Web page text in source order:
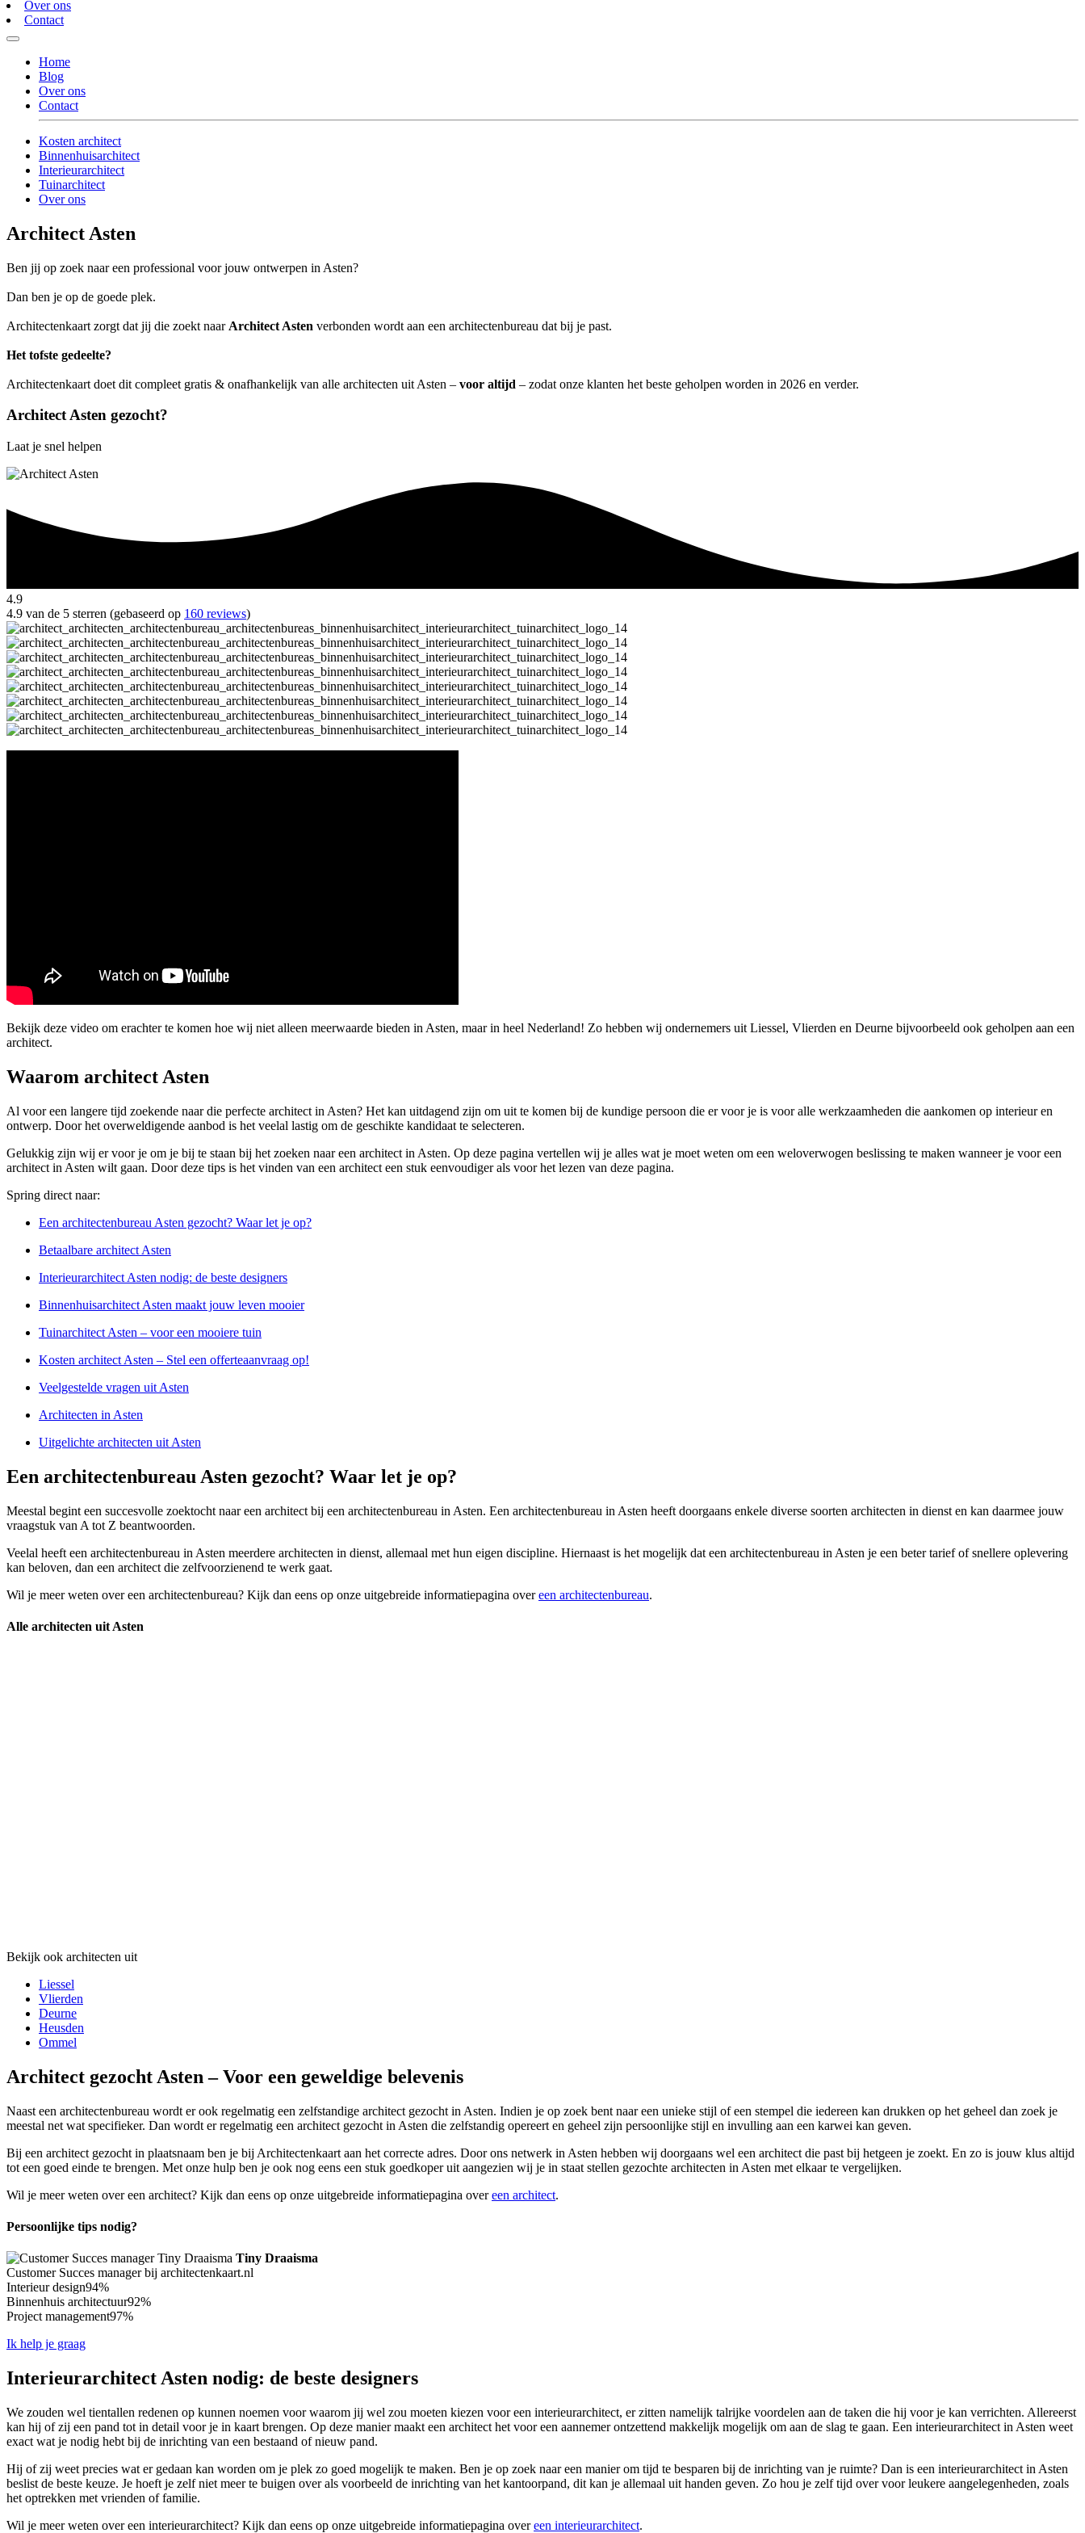
Over ons
Contact
Home
Blog
Over ons
Contact
Kosten architect
Binnenhuisarchitect
Interieurarchitect
Tuinarchitect
Over ons
Architect Asten
Ben jij op zoek naar een professional voor jouw ontwerpen in Asten?
Dan ben je op de goede plek.
Architectenkaart zorgt dat jij die zoekt naar Architect Asten verbonden wordt aan een architectenbureau dat bij je past.
Het tofste gedeelte?
Architectenkaart doet dit compleet gratis & onafhankelijk van alle architecten uit Asten – voor altijd – zodat onze klanten het beste geholpen worden in 2026 en verder.
Architect Asten gezocht?
Laat je snel helpen
4.9
4.9 van de 5 sterren (gebaseerd op 160 reviews)
Bekijk deze video om erachter te komen hoe wij niet alleen meerwaarde bieden in Asten, maar in heel Nederland! Zo hebben wij ondernemers uit Liessel, Vlierden en Deurne bijvoorbeeld ook geholpen aan een
architect.
Waarom architect Asten
Al voor een langere tijd zoekende naar die perfecte architect in Asten? Het kan uitdagend zijn om uit te komen bij de kundige persoon die er voor je is voor alle werkzaamheden die aankomen op interieur en
ontwerp. Door het overweldigende aanbod is het veelal lastig om de geschikte kandidaat te selecteren.
Gelukkig zijn wij er voor je om je bij te staan bij het zoeken naar een architect in Asten. Op deze pagina vertellen wij je alles wat je moet weten om een weloverwogen beslissing te maken wanneer je voor een
architect in Asten wilt gaan. Door deze tips is het vinden van een architect een stuk eenvoudiger als voor het lezen van deze pagina.
Spring direct naar:
Een architectenbureau Asten gezocht? Waar let je op?
Betaalbare architect Asten
Interieurarchitect Asten nodig: de beste designers
Binnenhuisarchitect Asten maakt jouw leven mooier
Tuinarchitect Asten – voor een mooiere tuin
Kosten architect Asten – Stel een offerteaanvraag op!
Veelgestelde vragen uit Asten
Architecten in Asten
Uitgelichte architecten uit Asten
Een architectenbureau Asten gezocht? Waar let je op?
Meestal begint een succesvolle zoektocht naar een architect bij een architectenbureau in Asten. Een architectenbureau in Asten heeft doorgaans enkele diverse soorten architecten in dienst en kan daarmee jouw
vraagstuk van A tot Z beantwoorden.
Veelal heeft een architectenbureau in Asten meerdere architecten in dienst, allemaal met hun eigen discipline. Hiernaast is het mogelijk dat een architectenbureau in Asten je een beter tarief of snellere oplevering
kan beloven, dan een architect die zelfvoorzienend te werk gaat.
Wil je meer weten over een architectenbureau? Kijk dan eens op onze uitgebreide informatiepagina overeen architectenbureau.
Alle architecten uit Asten
Bekijk ook architecten uit
Liessel
Vlierden
Deurne
Heusden
Ommel
Architect gezocht Asten – Voor een geweldige belevenis
Naast een architectenbureau wordt er ook regelmatig een zelfstandige architect gezocht in Asten. Indien je op zoek bent naar een unieke stijl of een stempel die iedereen kan drukken op het geheel dan zoek je
meestal net wat specifieker. Dan wordt er regelmatig een architect gezocht in Asten die zelfstandig opereert en geheel zijn persoonlijke stijl en invulling aan een karwei kan geven.
Bij een architect gezocht in plaatsnaam ben je bij Architectenkaart aan het correcte adres. Door ons netwerk in Asten hebben wij doorgaans wel een architect die past bij hetgeen je zoekt. En zo is jouw klus altijd
tot een goed einde te brengen. Met onze hulp ben je ook nog eens een stuk goedkoper uit aangezien wij je in staat stellen gezochte architecten in Asten met elkaar te vergelijken.
Wil je meer weten over een architect? Kijk dan eens op onze uitgebreide informatiepagina overeen architect.
Persoonlijke tips nodig?
Tiny Draaisma
Customer Succes manager bij architectenkaart.nl
Interieur design94%
Binnenhuis architectuur92%
Project management97%
Ik help je graag
Interieurarchitect Asten nodig: de beste designers
We zouden wel tientallen redenen op kunnen noemen voor waarom jij wel zou moeten kiezen voor een interieurarchitect, er zitten namelijk talrijke voordelen aan de taken die hij voor je kan verrichten. Allereerst
kan hij of zij een pand tot in detail voor je in kaart brengen. Op deze manier maakt een architect het voor een aannemer ontzettend makkelijk mogelijk om aan de slag te gaan. Een interieurarchitect in Asten weet
exact wat je nodig hebt bij de inrichting van een bestaand of nieuw pand.
Hij of zij weet precies wat er gedaan kan worden om je plek zo goed mogelijk te maken. Ben je op zoek naar een manier om tijd te besparen bij de inrichting van je ruimte? Dan is een interieurarchitect in Asten
beslist de beste keuze. Je hoeft je zelf niet meer te buigen over als voorbeeld de inrichting van het kantoorpand, dit kan je allemaal uit handen geven. Zo hou je zelf tijd over voor leukere aangelegenheden, zoals
het optrekken met vrienden of familie.
Wil je meer weten over een interieurarchitect? Kijk dan eens op onze uitgebreide informatiepagina overeen interieurarchitect.